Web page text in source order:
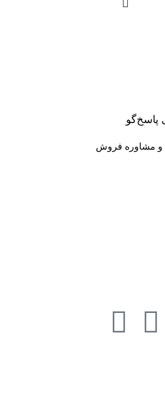
پاسخ‌گو
و مشاوره فروش